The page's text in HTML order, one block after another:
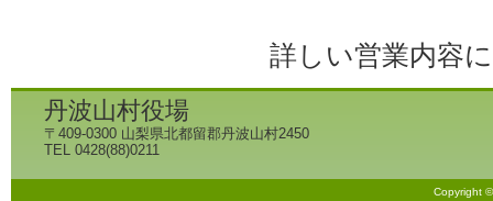
詳しい営業内容
丹波山村役場
〒409-0300 山梨県北都留郡丹波山村2450
TEL 0428(88)0211
Copyright